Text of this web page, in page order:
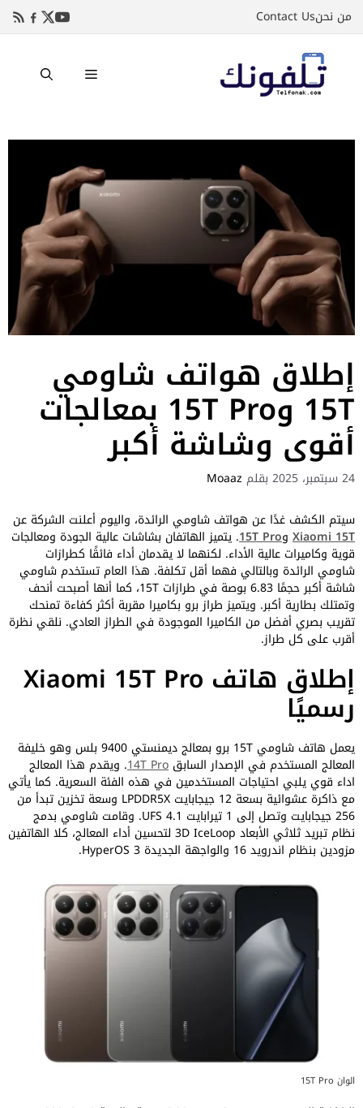
إلىمن نحنContact Us
القائمة
إطلاق هواتف شاومي
15T و15T Pro بمعالجات
أقوى وشاشة أكبر
24 سبتمبر، 2025 بقلم Moaaz
سيتم الكشف غدًا عن هواتف شاومي الرائدة، واليوم أعلنت الشركة عن
Xiaomi 15T و15T Pro. يتميز الهاتفان بشاشات عالية الجودة ومعالجات
قوية وكاميرات عالية الأداء. لكنهما لا يقدمان أداء فائقًا كطرازات
شاومي الرائدة وبالتالي فهما أقل تكلفة. هذا العام تستخدم شاومي
شاشة أكبر حجمًا 6.83 بوصة في طرازات 15T، كما أنها أصبحت أنحف
وتمتلك بطارية أكبر. ويتميز طراز برو بكاميرا مقربة أكثر كفاءة تمنحك
تقريب بصري أفضل من الكاميرا الموجودة في الطراز العادي. نلقي نظرة
أقرب على كل طراز.
إطلاق هاتف Xiaomi 15T Pro
رسميًا
يعمل هاتف شاومي 15T برو بمعالج ديمنستي 9400 بلس وهو خليفة
المعالج المستخدم في الإصدار السابق 14T Pro. ويقدم هذا المعالج
اداء قوي يلبي احتياجات المستخدمين في هذه الفئة السعرية. كما يأتي
مع ذاكرة عشوائية بسعة 12 جيجابايت LPDDR5X وسعة تخزين تبدأ من
256 جيجابايت وتصل إلى 1 تيرابايت UFS 4.1. وقامت شاومي بدمج
نظام تبريد ثلاثي الأبعاد 3D IceLoop لتحسين أداء المعالج، كلا الهاتفين
مزودين بنظام اندرويد 16 والواجهة الجديدة HyperOS 3.
الوان 15T Pro